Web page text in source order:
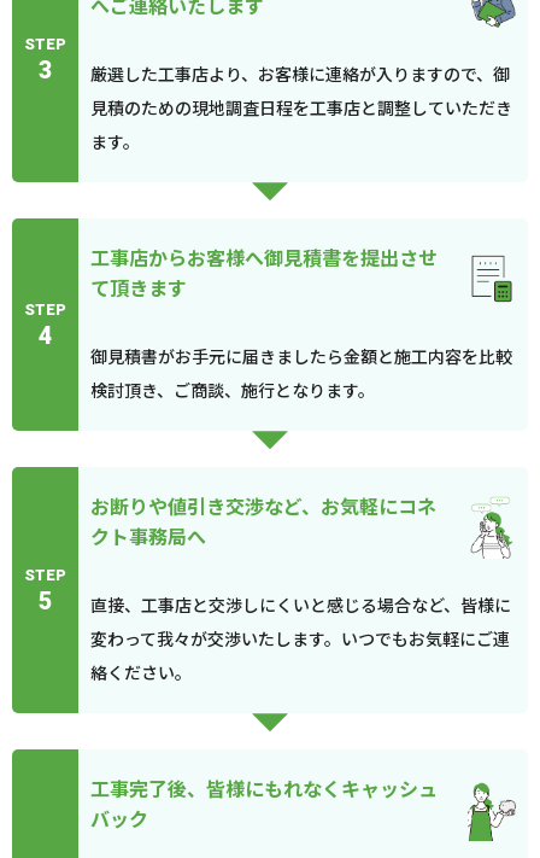
STEP
3
厳選した工事店より、お客様に連絡が入りますので、御
見積のための現地調査日程を工事店と調整していただき
ます。
STEP
4
工事店からお客様へ御見積書を提出させ
て頂きます
御見積書がお手元に届きましたら金額と施工内容を比較
検討頂き、ご商談、施行となります。
STEP
5
お断りや値引き交渉など、お気軽にコネ
クト事務局へ
直接、工事店と交渉しにくいと感じる場合など、皆様に
変わって我々が交渉いたします。いつでもお気軽にご連
絡ください。
工事完了後、皆様にもれなくキャッシュ
バック